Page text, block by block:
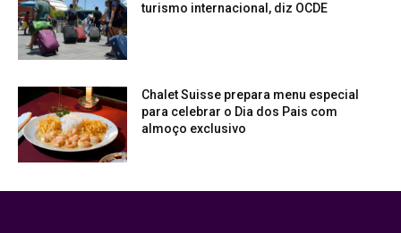
turismo internacional, diz OCDE
Chalet Suisse prepara menu especial
para celebrar o Dia dos Pais com
almoço exclusivo